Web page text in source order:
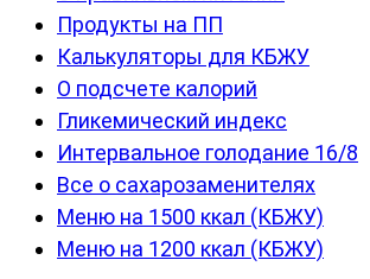
Продукты на ПП
Калькуляторы для КБЖУ
О подсчете калорий
Гликемический индекс
Интервальное голодание 16/8
Все о сахарозаменителях
Меню на 1500 ккал (КБЖУ)
Меню на 1200 ккал (КБЖУ)